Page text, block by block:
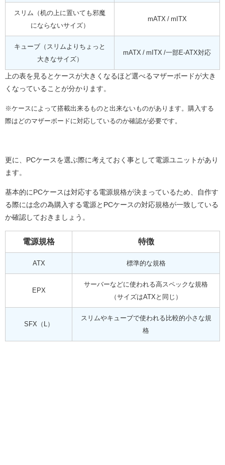
スリム（机の上に置いても邪魔
にならないサイズ）
mATX / mITX
キューブ（スリムよりちょっと
大きなサイズ）
mATX / mITX /一部E-ATX対応
上の表を見るとケースが大きくなるほど選べるマザーボードが大き
くなっていることが分かります。
※ケースによって搭載出来るものと出来ないものがあります。購入する
際はどのマザーボードに対応しているのか確認が必要です。
更に、PCケースを選ぶ際に考えておく事として電源ユニットがあり
ます。
基本的にPCケースは対応する電源規格が決まっているため、自作す
る際には念の為購入する電源とPCケースの対応規格が一致している
か確認しておきましょう。
電源規格 特徴
ATX 標準的な規格
EPX
サーバーなどに使われる高スペックな規格
（サイズはATXと同じ）
SFX（L）
スリムやキューブで使われる比較的小さな規
格